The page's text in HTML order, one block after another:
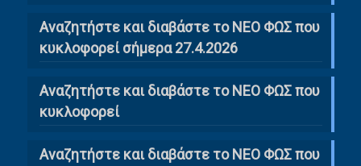
Αναζητήστε και διαβάστε το ΝΕΟ ΦΩΣ που
κυκλοφορεί σήμερα 27.4.2026
Αναζητήστε και διαβάστε το ΝΕΟ ΦΩΣ που
κυκλοφορεί
Αναζητήστε και διαβάστε το ΝΕΟ ΦΩΣ που